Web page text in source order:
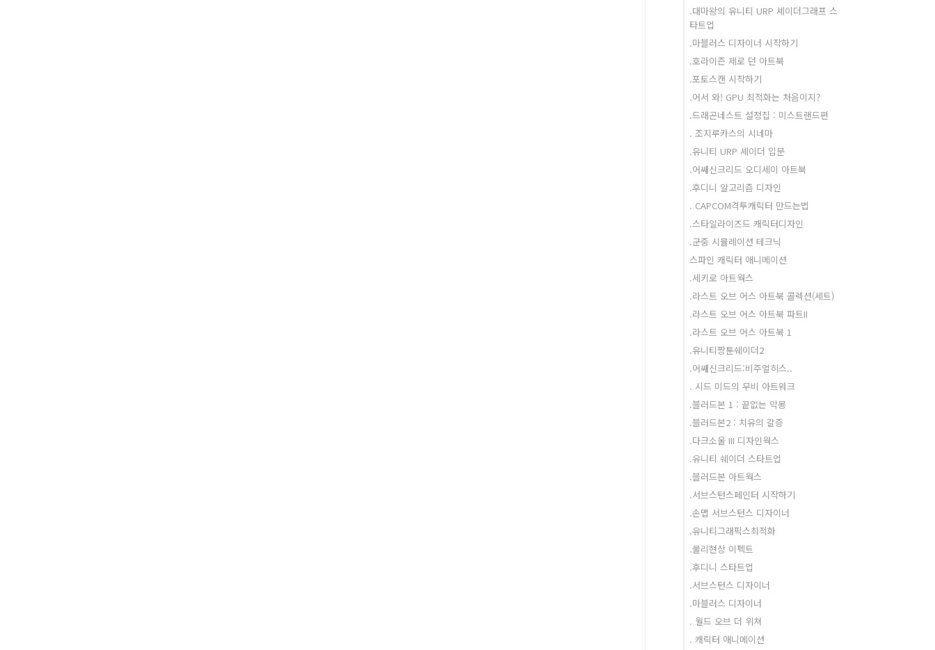
.대마왕의 유니티 URP 셰이더그래프 스
타트업
.마블러스 디자이너 시작하기
.호라이즌 제로 던 아트북
.포토스캔 시작하기
.어서 와! GPU 최적화는 처음이지?
.드래곤네스트 설정집 : 미스트랜드편
. 조지루카스의 시네마
.유니티 URP 셰이더 입문
.어쌔신크리드 오디세이 아트북
.후디니 알고리즘 디자인
. CAPCOM격투캐릭터 만드는법
.스타일라이즈드 캐릭터디자인
.군중 시뮬레이션 테크닉
스파인 캐릭터 애니메이션
.세키로 아트웍스
.라스트 오브 어스 아트북 콜렉션(세트)
.라스트 오브 어스 아트북 파트II
.라스트 오브 어스 아트북 1
.유니티짱툰쉐이더2
.어쌔신크리드:비주얼히스..
. 시드 미드의 무비 아트워크
.블러드본 1 : 끝없는 악몽
.블러드본2 : 치유의 갈증
.다크소울 III 디자인웍스
.유니티 쉐이더 스타트업
.블러드본 아트웍스
.서브스턴스페인터 시작하기
.손맵 서브스턴스 디자이너
.유니티그래픽스최적화
.물리현상 이펙트
.후디니 스타트업
.서브스턴스 디자이너
.마블러스 디자이너
. 월드 오브 더 위쳐
. 캐릭터 애니메이션